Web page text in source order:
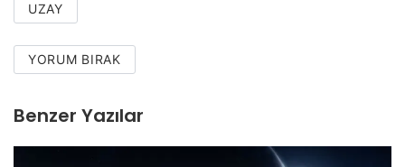
UZAY
YORUM BIRAK
Benzer Yazılar